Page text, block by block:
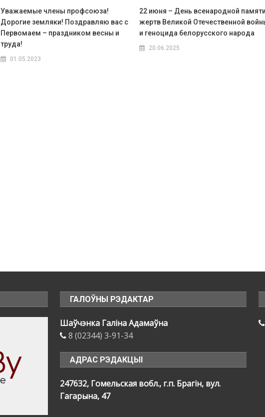
Уважаемые члены профсоюза!
Дорогие земляки! Поздравляю вас с
Первомаем – праздником весны и
труда!
01.05.2023
22 июня – День всенародной памяти
жертв Великой Отечественной
и геноцида белорусского народа
20.06.2025
ГАЛОЎНЫ РЭДАКТАР
Шаўчэнка Галіна Адамаўна
8 (02344) 3-91-34
АДРАС РЭДАКЦЫІ
247632, Гомельская вобл., г.п. Брагін, вул.
Гагарына, 47